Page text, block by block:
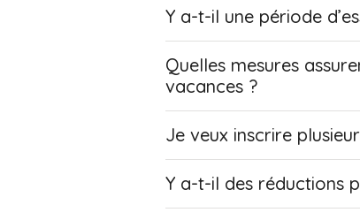
Y a-t-il une période
Quelles mesures
vacances ?
Je veux inscrire
Y a-t-il des réductions